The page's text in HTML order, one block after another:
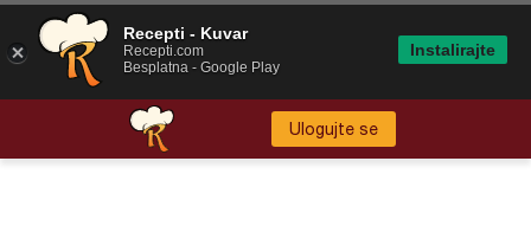
Ulogujte se
Recepti - Kuvar
Recepti.com
Besplatna - Google Play
Instalirajte